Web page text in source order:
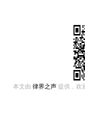
本文由 律界之声 提供，欢